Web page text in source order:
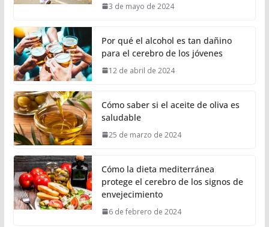
3 de mayo de 2024
Por qué el alcohol es tan dañino
para el cerebro de los jóvenes
12 de abril de 2024
Cómo saber si el aceite de oliva es
saludable
25 de marzo de 2024
Cómo la dieta mediterránea
protege el cerebro de los signos de
envejecimiento
6 de febrero de 2024